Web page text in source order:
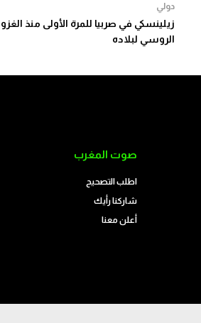
دولي
زيلينسكي في صربيا للمرة الأولى منذ الغزو
الروسي لبلاده
صوت المغرب
اطلب التصحيح
شاركنا رأيك
أعلن معنا